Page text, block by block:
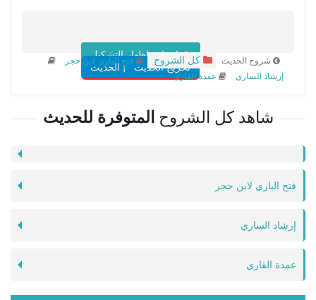
اخفاء واظهار التشكيل
تخريج الحديثشروح الحديث
شروح الحديث كل الشروح
فتح الباري لابن حجر
إرشاد الساري
عمدة القاري
شاهد كل الشروح المتوفرة للحديث
فتح الباري لابن حجر
إرشاد الساري
عمدة القاري